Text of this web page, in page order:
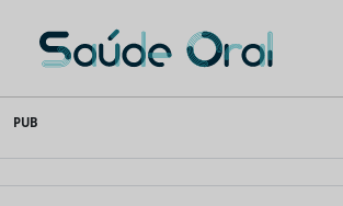
to
content
Saúde Oral
PUB